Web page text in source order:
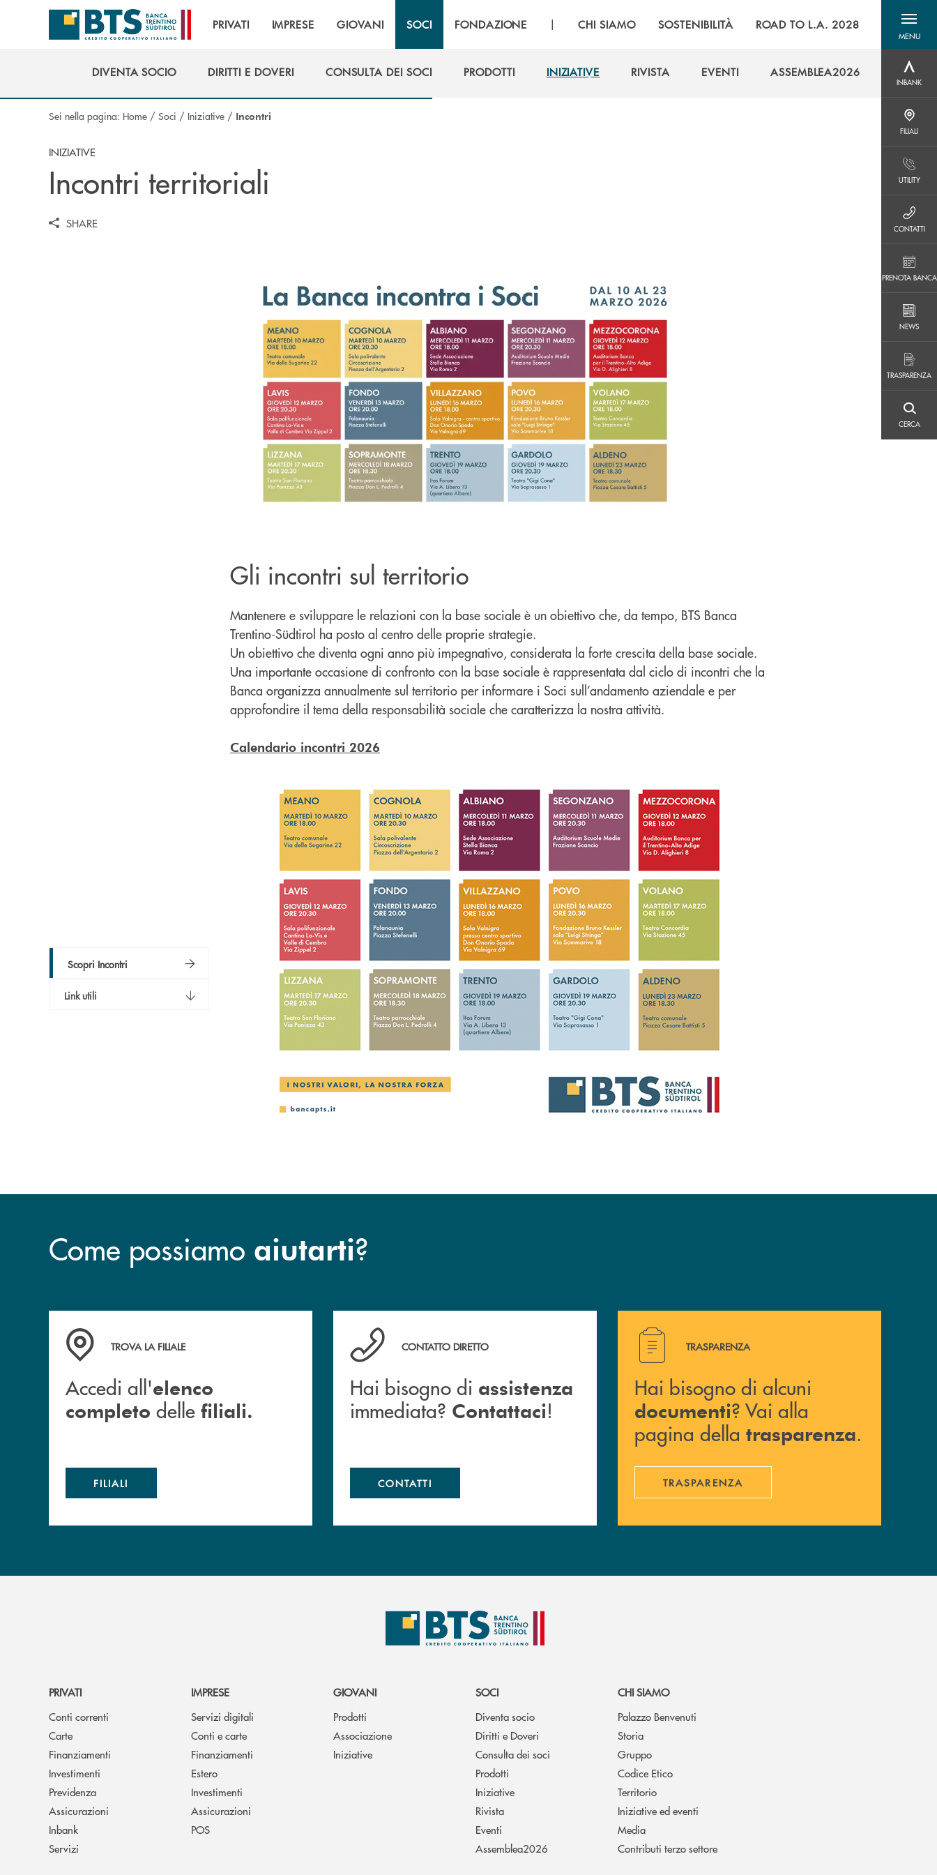
Salta al contenuto principale
PRIVATI IMPRESE GIOVANI SOCI FONDAZIONE | CHI SIAMO SOSTENIBILITÀ ROAD TO L.A. 2028
MENU
menu
INBANK
INBANK
FILIALI
UTILITY
CONTATTI
PRENOTA BANCA
NEWS
TRASPARENZA
CERCA
DIVENTA SOCIO
DIRITTI E DOVERI
CONSULTA DEI SOCI
PRODOTTI
INIZIATIVE
RIVISTA
EVENTI
ASSEMBLEA2026
Sei nella pagina: Home / Soci / Iniziative / Incontri
INIZIATIVE
Incontri territoriali
SHARE
Scopri Incontri
Link utili
Gli incontri sul territorio
Mantenere e sviluppare le relazioni con la base sociale è un obiettivo che, da tempo, BTS Banca
Trentino-Südtirol ha posto al centro delle proprie strategie.
Un obiettivo che diventa ogni anno più impegnativo, considerata la forte crescita della base sociale.
Una importante occasione di confronto con la base sociale è rappresentata dal ciclo di incontri che la
Banca organizza annualmente sul territorio per informare i Soci sull’andamento aziendale e per
approfondire il tema della responsabilità sociale che caratterizza la nostra attività.
Calendario incontri 2026
Come possiamo aiutarti?
Accedi all' elenco completo delle filiali.
TROVA LA FILIALE
Accedi all'elenco
completo delle filiali.
FILIALI
Hai bisogno di assistenza immediata? Contattaci !
CONTATTO DIRETTO
Hai bisogno di assistenza
immediata? Contattaci!
CONTATTI
Hai bisogno di alcuni documenti ? Vai alla pagina della
TRASPARENZA
Hai bisogno di alcuni
documenti? Vai alla
pagina della trasparenza.
TRASPARENZA
PRIVATI
Conti correnti
Carte
Finanziamenti
Investimenti
Previdenza
Assicurazioni
Inbank
Servizi
IMPRESE
Servizi digitali
Conti e carte
Finanziamenti
Estero
Investimenti
Assicurazioni
POS
GIOVANI
Prodotti
Associazione
Iniziative
SOCI
Diventa socio
Diritti e Doveri
Consulta dei soci
Prodotti
Iniziative
Rivista
Eventi
Assemblea2026
CHI SIAMO
Palazzo Benvenuti
Storia
Gruppo
Codice Etico
Territorio
Iniziative ed eventi
Media
Contributi terzo settore